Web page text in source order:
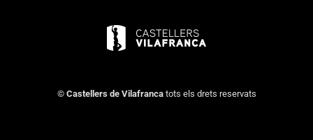
© Castellers de Vilafrancatots els drets reservats